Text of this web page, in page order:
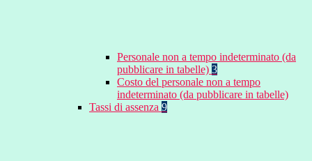
Personale non a tempo indeterminato (da
pubblicare in tabelle) 3
Costo del personale non a tempo
indeterminato (da pubblicare in tabelle)
Tassi di assenza 9